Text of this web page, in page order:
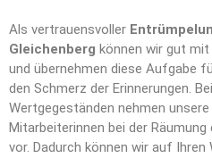
Als vertrauensvoller
Gleichenberg können wir gut
und übernehmen diese Aufgabe
den Schmerz der Erinnerungen.
Wertgegeständen nehmen
Mitarbeiterinnen bei der
vor. Dadurch können wir auf